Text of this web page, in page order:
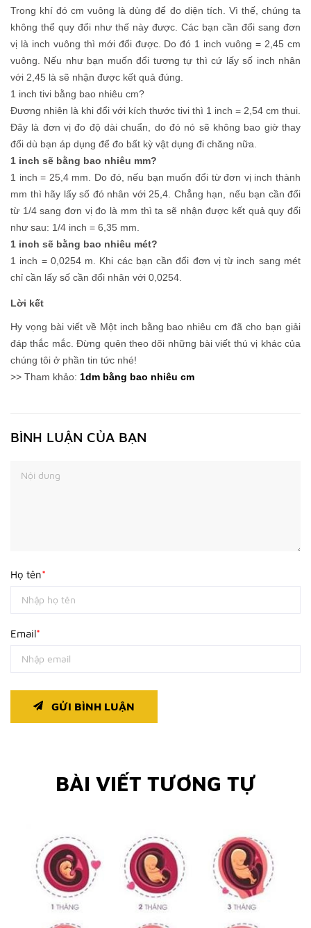
Trong khí đó cm vuông là dùng để đo diện tích. Vì thế, chúng ta
không thể quy đổi như thế này được. Các bạn cần đổi sang đơn
vị là inch vuông thì mới đổi được. Do đó 1 inch vuông = 2,45 cm
vuông. Nếu như bạn muốn đổi tương tự thì cứ lấy số inch nhân
với 2,45 là sẽ nhận được kết quả đúng.
1 inch tivi bằng bao nhiêu cm?
Đương nhiên là khi đổi với kích thước tivi thì 1 inch = 2,54 cm thui.
Đây là đơn vị đo độ dài chuẩn, do đó nó sẽ không bao giờ thay
đổi dù bạn áp dụng để đo bất kỳ vật dụng đi chăng nữa.
1 inch sẽ bằng bao nhiêu mm?
1 inch = 25,4 mm. Do đó, nếu bạn muốn đổi từ đơn vị inch thành
mm thì hãy lấy số đó nhân với 25,4. Chẳng hạn, nếu bạn cần đổi
từ 1/4 sang đơn vị đo là mm thì ta sẽ nhận được kết quả quy đổi
như sau: 1/4 inch = 6,35 mm.
1 inch sẽ bằng bao nhiêu mét?
1 inch = 0,0254 m. Khi các bạn cần đổi đơn vị từ inch sang mét
chỉ cần lấy số cần đổi nhân với 0,0254.
Lời kết
Hy vọng bài viết về Một inch bằng bao nhiêu cm đã cho bạn giải
đáp thắc mắc. Đừng quên theo dõi những bài viết thú vị khác của
chúng tôi ở phần tin tức nhé!
>> Tham khảo: 1dm bằng bao nhiêu cm​
BÌNH LUẬN CỦA BẠN
Họ tên*
Email*
GỬI BÌNH LUẬN
BÀI VIẾT TƯƠNG TỰ